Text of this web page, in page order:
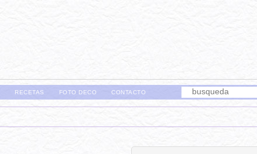
RECETAS FOTO DECO CONTACTO